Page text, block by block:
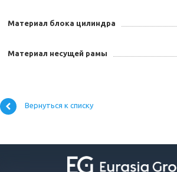
Материал блока цилиндра
Материал несущей рамы
Вернуться к списку